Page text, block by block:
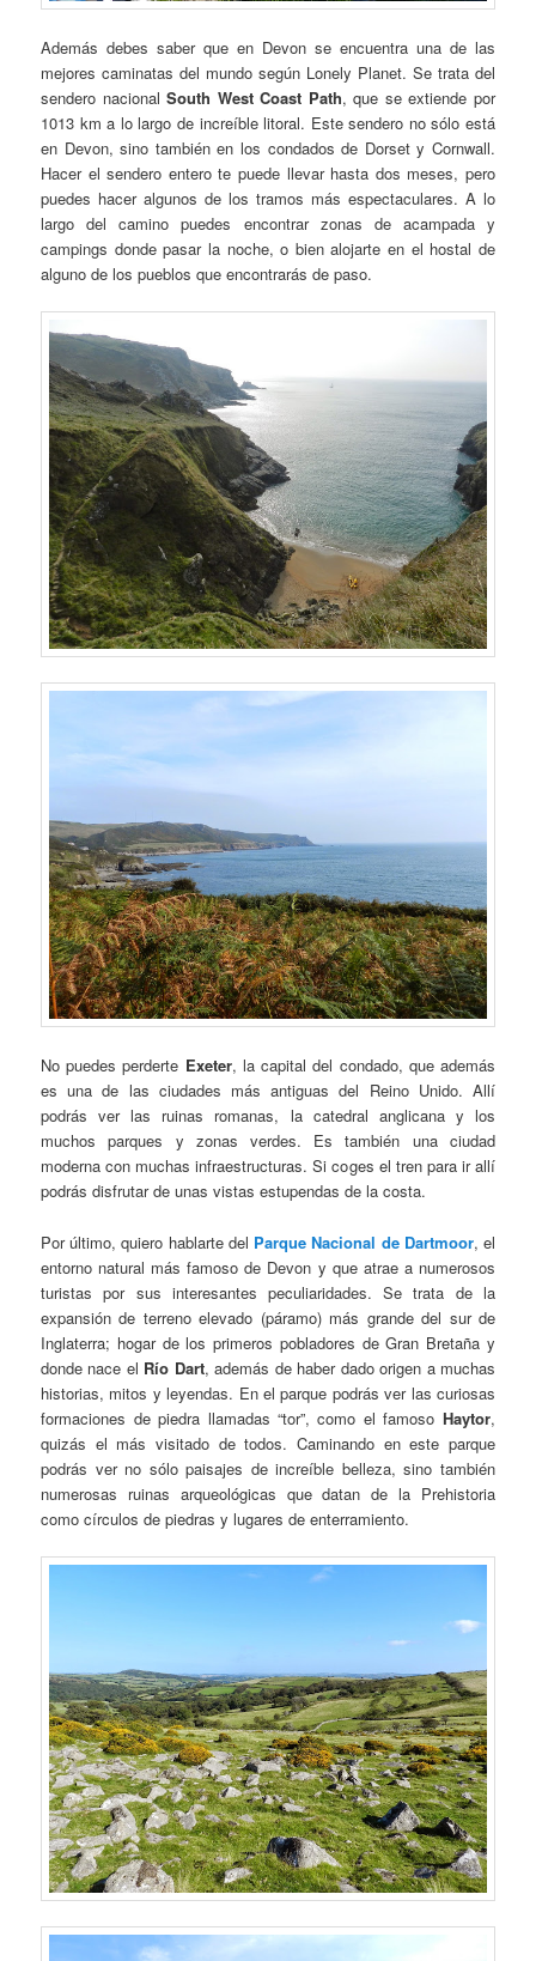
Además debes saber que en Devon se encuentra una de las
mejores caminatas del mundo según Lonely Planet. Se trata del
sendero nacionalSouth West Coast Path, que se extiende por
1013 km a lo largo de increíble litoral. Este sendero no sólo está
en Devon, sino también en los condados de Dorset y Cornwall.
Hacer el sendero entero te puede llevar hasta dos meses, pero
puedes hacer algunos de los tramos más espectaculares. A lo
largo del camino puedes encontrar zonas de acampada y
campings donde pasar la noche, o bien alojarte en el hostal de
alguno de los pueblos que encontrarás de paso.
No puedes perderte Exeter, la capital del condado, que además
es una de las ciudades más antiguas del Reino Unido. Allí
podrás ver las ruinas romanas, la catedral anglicana y los
muchos parques y zonas verdes. Es también una ciudad
moderna con muchas infraestructuras. Si coges el tren para ir allí
podrás disfrutar de unas vistas estupendas de la costa.
Por último, quiero hablarte del Parque Nacional de Dartmoor, el
entorno natural más famoso de Devon y que atrae a numerosos
turistas por sus interesantes peculiaridades. Se trata de la
expansión de terreno elevado (páramo) más grande del sur de
Inglaterra; hogar de los primeros pobladores de Gran Bretaña y
donde nace el Río Dart, además de haber dado origen a muchas
historias, mitos y leyendas. En el parque podrás ver las curiosas
formaciones de piedra llamadas “tor”, como el famoso Haytor,
quizás el más visitado de todos. Caminando en este parque
podrás ver no sólo paisajes de increíble belleza, sino también
numerosas ruinas arqueológicas que datan de la Prehistoria
como círculos de piedras y lugares de enterramiento.